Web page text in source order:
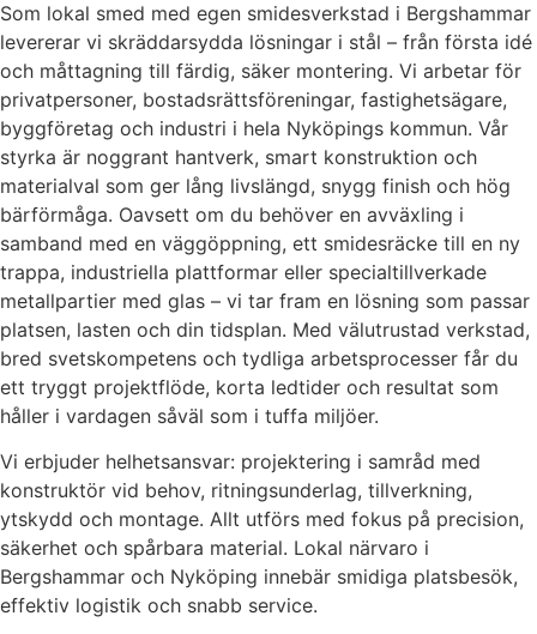
Som lokal smed med egen smidesverkstad i Bergshammar
levererar vi skräddarsydda lösningar i stål – från första idé
och måttagning till färdig, säker montering. Vi arbetar för
privatpersoner, bostadsrättsföreningar, fastighetsägare,
byggföretag och industri i hela Nyköpings kommun. Vår
styrka är noggrant hantverk, smart konstruktion och
materialval som ger lång livslängd, snygg finish och hög
bärförmåga. Oavsett om du behöver en avväxling i
samband med en väggöppning, ett smidesräcke till en ny
trappa, industriella plattformar eller specialtillverkade
metallpartier med glas – vi tar fram en lösning som passar
platsen, lasten och din tidsplan. Med välutrustad verkstad,
bred svetskompetens och tydliga arbetsprocesser får du
ett tryggt projektflöde, korta ledtider och resultat som
håller i vardagen såväl som i tuffa miljöer.
Vi erbjuder helhetsansvar: projektering i samråd med
konstruktör vid behov, ritningsunderlag, tillverkning,
ytskydd och montage. Allt utförs med fokus på precision,
säkerhet och spårbara material. Lokal närvaro i
Bergshammar och Nyköping innebär smidiga platsbesök,
effektiv logistik och snabb service.